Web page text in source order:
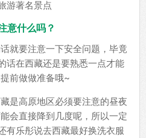
意什么吗？
就要注意一下安全问题，毕竟
话在西藏还是要熟悉一点才能
前做做准备哦~
是高原地区必须要注意的昼夜
会直接降到几度呢，所以一定
有乐彤说去西藏最好换洗衣服